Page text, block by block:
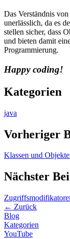
Das Verständnis
unerlässlich, da es
stellen sicher, dass
und bieten damit
Programmierung.
Happy coding!
Kategorien
java
Vorheriger
Klassen und
Nächster
← Zurück
Blog
Kategorien
YouTube